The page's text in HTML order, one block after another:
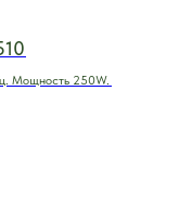
Мощность 250W.